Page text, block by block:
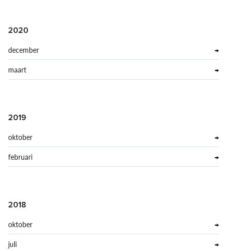
2020
december
maart
2019
oktober
februari
2018
oktober
juli